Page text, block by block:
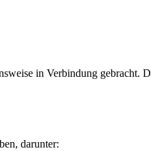
in Verbindung gebracht.
darunter: